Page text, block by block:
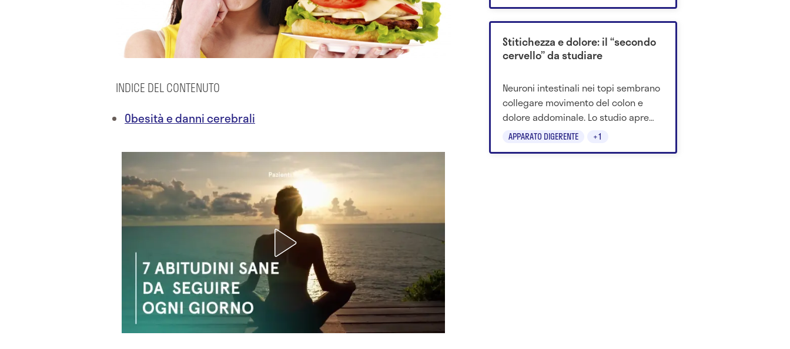
INDICE DEL CONTENUTO
Obesità e danni cerebrali
APPARATO DIGERENTE +1
Stitichezza e dolore: il “secondo
cervello” da studiare
Neuroni intestinali nei topi sembrano
collegare movimento del colon e
dolore addominale. Lo studio apre
nuove ipotesi, ma servono conferme.